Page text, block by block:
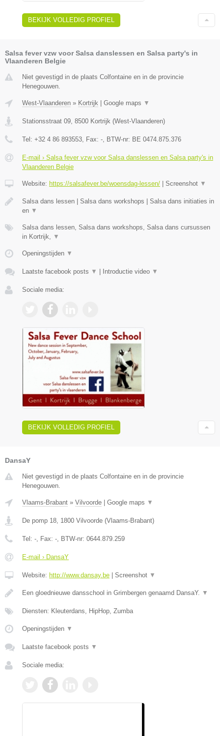
BEKIJK VOLLEDIG PROFIEL
Salsa fever vzw voor Salsa danslessen en Salsa party's in
Vlaanderen Belgie
Niet gevestigd in de plaats Colfontaine en in de provincie
Henegouwen.
West-Vlaanderen » Kortrijk Google maps ▼
Stationsstraat 09, 8500 Kortrijk (West-Vlaanderen)
Tel: +32 4 86 893553, Fax: -, BTW-nr: BE 0474.875.376
E-mail › Salsa fever vzw voor Salsa danslessen en Salsa party's in
Vlaanderen Belgie
Website: https://salsafever.be/woensdag-lessen/ Screenshot ▼
Salsa dans lessen | Salsa dans workshops | Salsa dans initiaties in
en ▼
Salsa dans lessen, Salsa dans workshops, Salsa dans cursussen
in Kortrijk, ▼
Openingstijden ▼
Laatste facebook posts ▼ Introductie video ▼
Sociale media:
BEKIJK VOLLEDIG PROFIEL
DansaY
Niet gevestigd in de plaats Colfontaine en in de provincie
Henegouwen.
Vlaams-Brabant » Vilvoorde | Google maps ▼
De pomp 18 1800 Vilvoorde (Vlaams-Brabant)
Tel: - , Fax: - , BTW-nr: 0644.879.259
E-mail › DansaY
Website: http://www.dansay.be | Screenshot ▼
Een gloednieuwe dansschool in Grimbergen genaamd DansaY. ▼
Diensten: Kleuterdans, HipHop, Zumba
Openingstijden ▼
Laatste facebook posts ▼
Sociale media: